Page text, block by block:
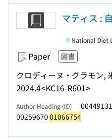
マティス :
Paper 図書
クロディーヌ・グラモン,
2024.4<KC16-R601>
National Diet
Author Heading (ID)
00259670 01066754